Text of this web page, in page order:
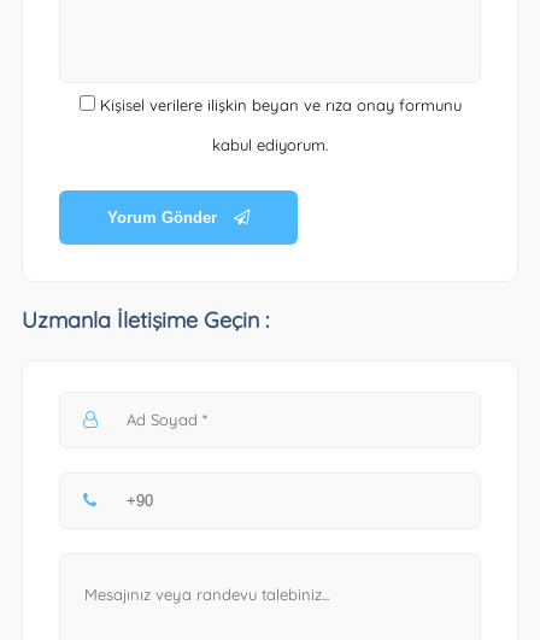
Kişisel verilere ilişkin beyan ve rıza onay formunu
kabul ediyorum.
Yorum Gönder
Uzmanla İletişime Geçin :